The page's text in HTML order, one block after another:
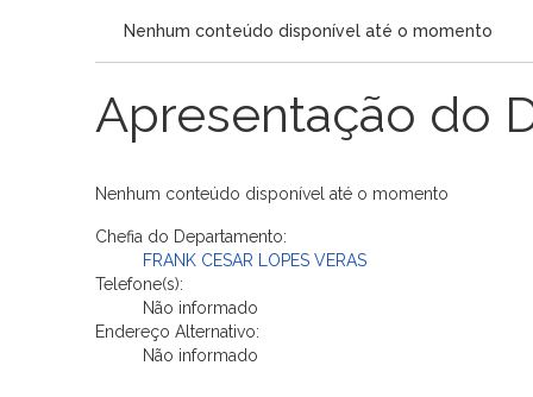
Nenhum conteúdo disponível até o momento
Apresentação do
Nenhum conteúdo disponível até o momento
Chefia do Departamento:
FRANK CESAR LOPES VERAS
Telefone(s):
Não informado
Endereço Alternativo:
Não informado